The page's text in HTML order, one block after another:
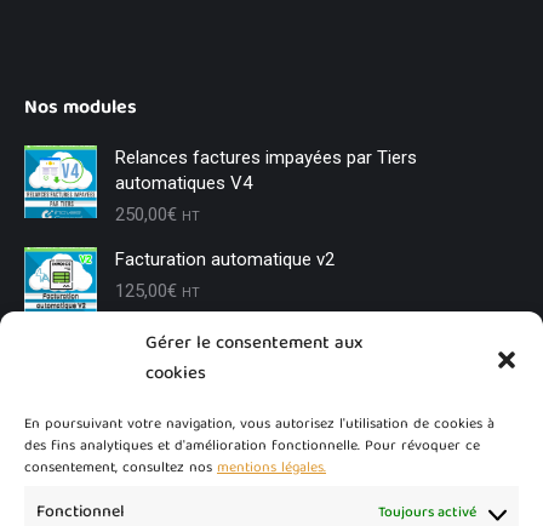
Gérer le consentement aux
cookies
En poursuivant votre navigation, vous autorisez l'utilisation de cookies à
des fins analytiques et d'amélioration fonctionnelle. Pour révoquer ce
consentement, consultez nosmentions légales.
Fonctionnel Toujours activé
Nos modules
Relances factures impayées par Tiers
automatiques V4
250,00€ HT
Facturation automatique v2
125,00€ HT
Changement de tiers
Conditions Générales de Vente (CGV)